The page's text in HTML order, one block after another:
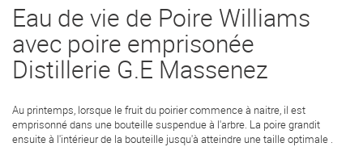
Eau de vie de Poire Williams
avec poire emprisonée
Distillerie G.E Massenez
Au printemps, lorsque le fruit du poirier commence à naitre, il est
emprisonné dans une bouteille suspendue à l'arbre. La poire grandit
ensuite à l'intérieur de la bouteille jusqu'à atteindre une taille optimale .